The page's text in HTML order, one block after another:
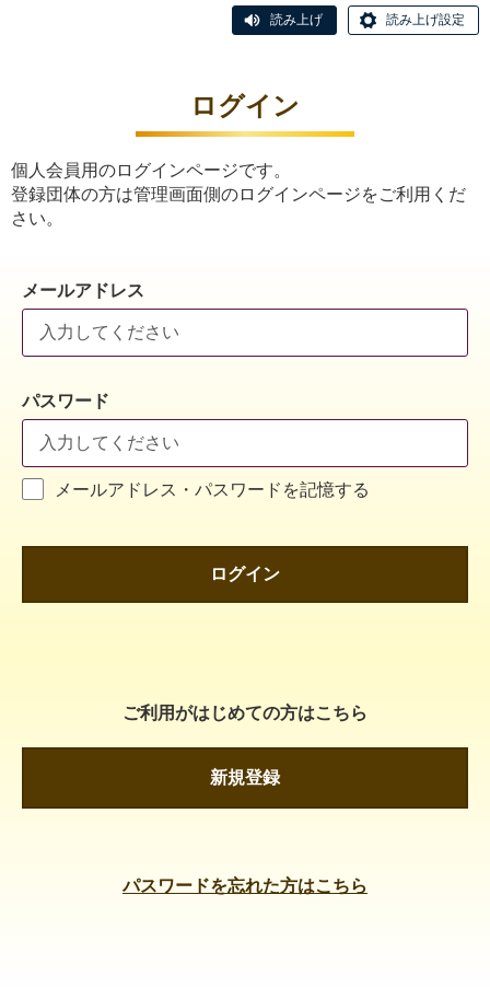
読み上げ 読み上げ設定
ログイン
個人会員用のログインページです。
登録団体の方は管理画面側のログインページをご利用くだ
さい。
メールアドレス
パスワード
メールアドレス・パスワードを記憶する
ログイン
ご利用がはじめての方はこちら
新規登録
パスワードを忘れた方はこちら